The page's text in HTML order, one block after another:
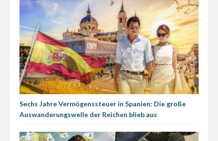
Sechs Jahre Vermögenssteuer in Spanien: Die große
Auswanderungswelle der Reichen blieb aus